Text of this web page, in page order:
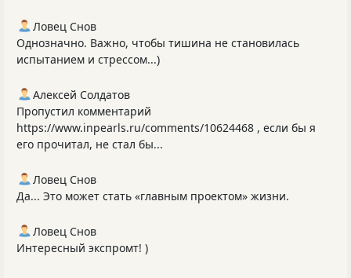
Ловец Снов
Однозначно. Важно, чтобы тишина не становилась
испытанием и стрессом...)
Алексей Солдатов
Пропустил комментарий
https://www.inpearls.ru/comments/10624468 , если бы я
его прочитал, не стал бы...
Ловец Снов
Да... Это может стать «главным проектом» жизни.
Ловец Снов
Интересный экспромт! )